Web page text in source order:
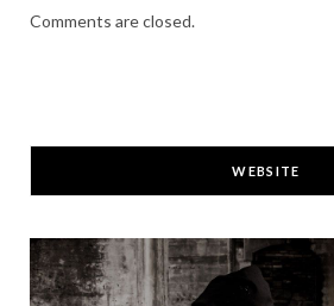
Comments are closed.
WEBSITE